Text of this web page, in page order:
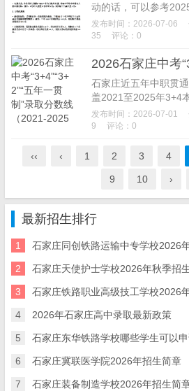
动的话，可以参考
25年高中段教育招生
中招生人数占比不得
发布时间：2026-07-06
35
评论：0
石家庄近五年中职贯
盖2021至2025年3+4
方省控线。3+4门槛
定偏低。一文看懂历年
发布时间：2026-07-01
9
评论：0
‹‹ ‹ 1 2 3 4
9 10 ›
最新招生排行
1 石家庄同创铁路运输中专学校2026
2 石家庄天使护士学校2026年秋季招
3 石家庄铁路职业高级技工学校2026
4 2026年石家庄高中录取最新政策
5 石家庄东华铁路学校哪些学生可以
6 石家庄冀联医学院2026年招生简章
7 石家庄装备制造学校2026年招生简